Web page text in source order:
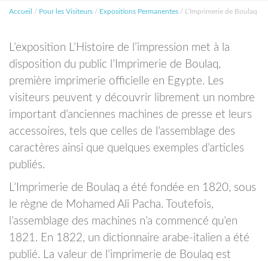
Accueil / Pour les Visiteurs / Expositions Permanentes / L’Imprimerie de Boulaq
L’exposition L’Histoire de l’impression met à la
disposition du public l’Imprimerie de Boulaq,
première imprimerie officielle en Egypte. Les
visiteurs peuvent y découvrir librement un nombre
important d’anciennes machines de presse et leurs
accessoires, tels que celles de l’assemblage des
caractères ainsi que quelques exemples d’articles
publiés.
L’Imprimerie de Boulaq a été fondée en 1820, sous
le règne de Mohamed Ali Pacha. Toutefois,
l’assemblage des machines n’a commencé qu’en
1821. En 1822, un dictionnaire arabe-italien a été
publié. La valeur de l’imprimerie de Boulaq est